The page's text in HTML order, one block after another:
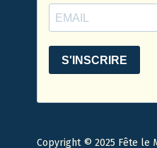
Copyright © 2025 Fête le